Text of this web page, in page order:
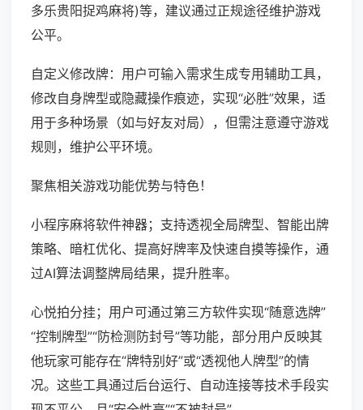
多乐贵阳捉鸡麻将)等，建议通过正规途径维护游戏
公平。
自定义修改牌：用户可输入需求生成专用辅助工具，
修改自身牌型或隐藏操作痕迹，实现“必胜”效果，适
用于多种场景（如与好友对局），但需注意遵守游戏
规则，维护公平环境。
聚焦相关游戏功能优势与特色！
小程序麻将软件神器；支持透视全局牌型、智能出牌
策略、暗杠优化、提高好牌率及快速自摸等操作，通
过AI算法调整牌局结果，提升胜率。
心悦拍分挂；用户可通过第三方软件实现“随意选牌”
“控制牌型”“防检测防封号”等功能，部分用户反映其
他玩家可能存在“牌特别好”或“透视他人牌型”的情
况。这些工具通过后台运行、自动连接等技术手段实